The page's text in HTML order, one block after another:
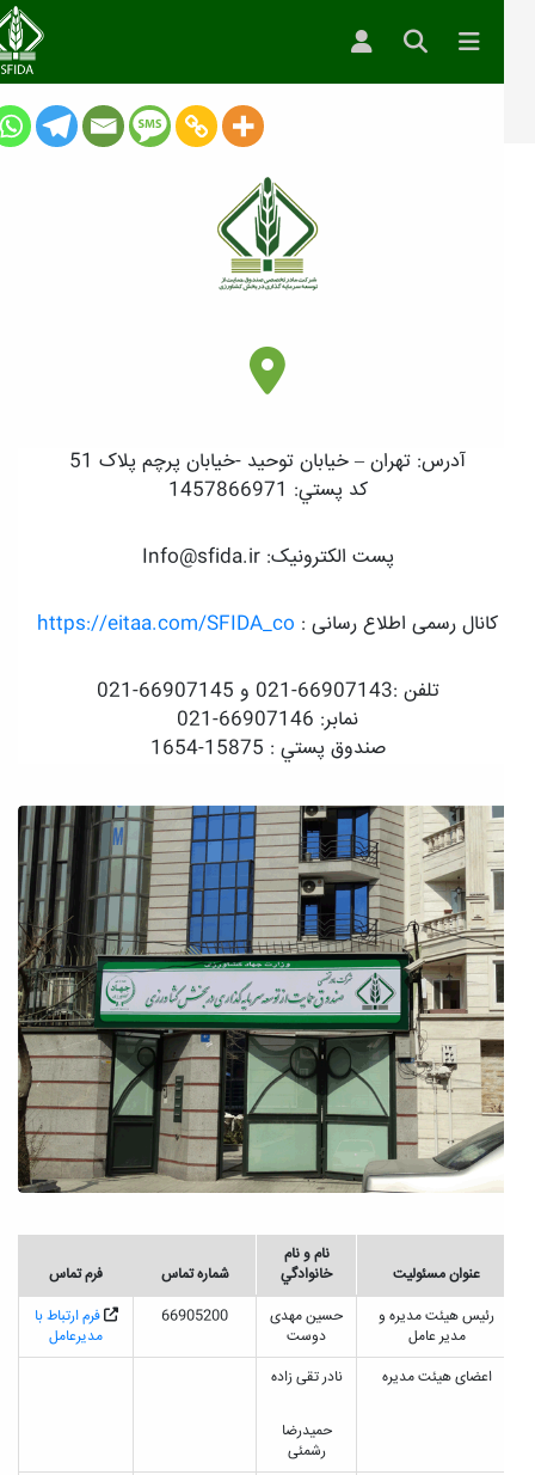
آدرس: تهران – خيابان توحيد -خيابان پرچم پلاک 51
كد پستي: 1457866971
پست الکترونیک: Info@sfida.ir
کانال رسمی اطلاع رسانی :https://eitaa.com/SFIDA_co
تلفن :66907143-021 و 66907145-021
نمابر: 66907146-021
صندوق پستي : 15875-1654
عنوان مسئوليت
نام و نام
خانوادگي
شماره تماس
فرم تماس
رئيس هيئت مديره و
مدير عامل
حسین مهدی
دوست
66905200
فرم ارتباط با
مدیرعامل
اعضای هيئت مديره
نادر تقی زاده
حمیدرضا
رشمئی